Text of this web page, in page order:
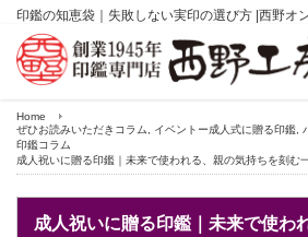
印鑑の知恵袋｜失敗しない実印の選び方 |西野オ
Home
ぜひお読みいただきコラム
イベントー成人式に贈る印鑑
印鑑コラム
成人祝いに贈る印鑑｜未来で使われる、親の気持ちを刻む
成人祝いに贈る印鑑｜未来で使わ